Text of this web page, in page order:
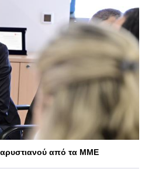
από τα ΜΜΕ